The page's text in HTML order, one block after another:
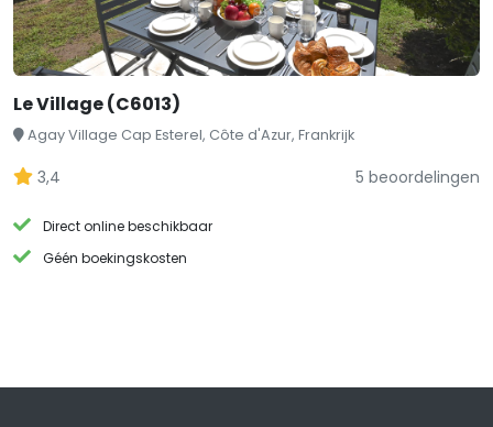
Le Village (C6013)
Agay Village Cap Esterel, Côte d'Azur, Frankrijk
3,4 5 beoordelingen
Direct online beschikbaar
Géén boekingskosten